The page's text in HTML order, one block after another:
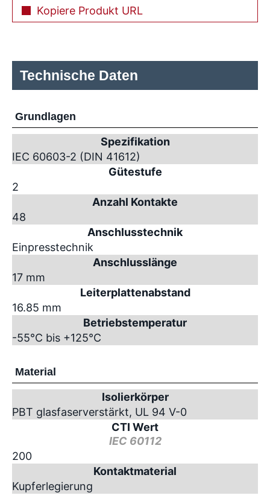
Kopiere Produkt URL
Technische Daten
Grundlagen
Spezifikation
IEC 60603-2 (DIN 41612)
Gütestufe
2
Anzahl Kontakte
48
Anschlusstechnik
Einpresstechnik
Anschlusslänge
17 mm
Leiterplattenabstand
16.85 mm
Betriebstemperatur
-55°C bis +125°C
Material
Isolierkörper
PBT glasfaserverstärkt, UL 94 V-0
CTI Wert
IEC 60112
200
Kontaktmaterial
Kupferlegierung